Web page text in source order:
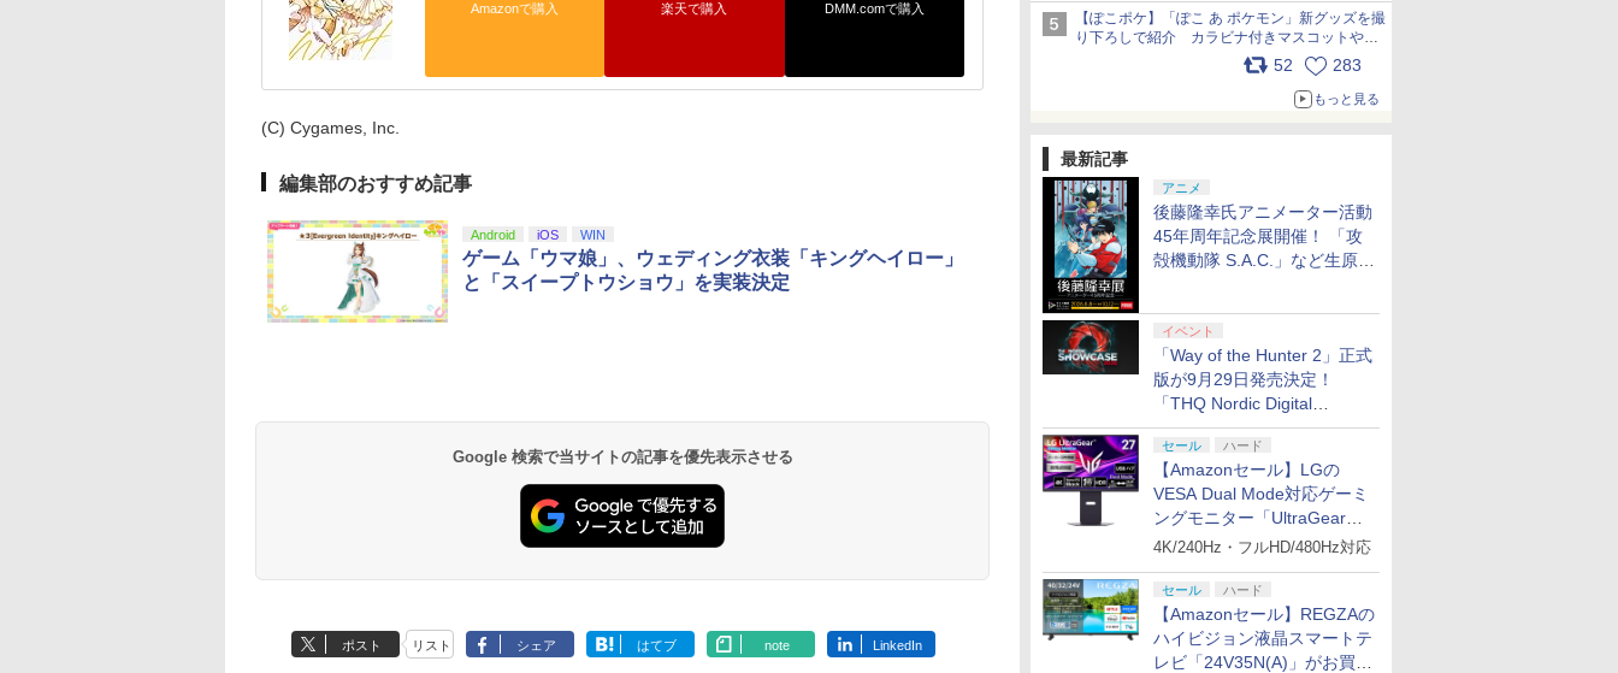
【ぽこポケ】「ぽこ あ ポケモン」新グッズを撮
り下ろしで紹介 カラビナ付きマスコットやス
52 283
もっと見る
最新記事
アニメ
後藤隆幸氏アニメーター活動
45年周年記念展開催！ 「攻
殻機動隊 S.A.C.」など生原
イベント
「Way of the Hunter 2」正式
版が9月29日発売決定！
「THQ Nordic Digital
Showcase 2026」まとめ
セール ハード
【Amazonセール】LGの
VESA Dual Mode対応ゲーミ
ングモニター「UltraGear
27G850A-B」がお買い得！
4K/240Hz・フルHD/480Hz対応
セール ハード
【Amazonセール】REGZAの
ハイビジョン液晶スマートテ
レビ「24V35N(A)」がお買い
Amazonで購入 楽天で購入 DMM.comで購入
(C) Cygames, Inc.
編集部のおすすめ記事
Android iOS WIN
ゲーム「ウマ娘」、ウェディング衣装「キングヘイロー」
と「スイープトウショウ」を実装決定
Google 検索で当サイトの記事を優先表示させる
ポスト リスト シェア はてブ note LinkedIn